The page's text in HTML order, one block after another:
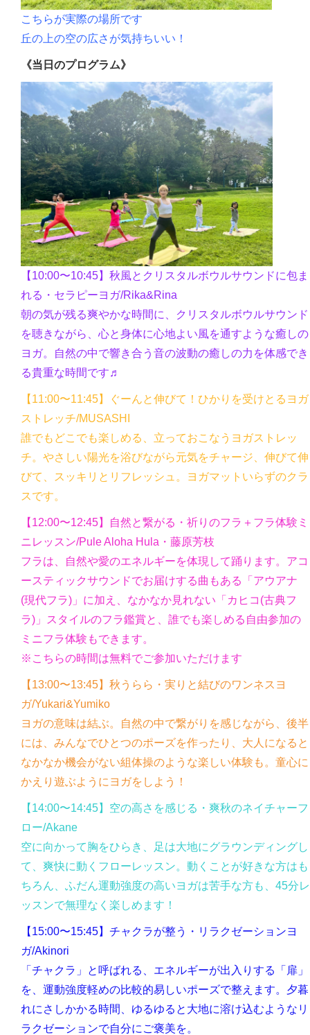
こちらが実際の場所です
丘の上の空の広さが気持ちいい！
《当日のプログラム》
【10:00〜10:45】 秋風とクリスタルボウルサウンドに包ま
れる・セラピーヨガ/Rika&Rina
朝の気が残る爽やかな時間に、クリスタルボウルサウンド
を聴きながら、心と身体に心地よい風を通すような癒しの
ヨガ。自然の中で響き合う音の波動の癒しの力を体感でき
る貴重な時間です♬
【11:00〜11:45】ぐーんと伸びて！ひかりを受けとるヨガ
ストレッチ/MUSASHI
誰でもどこでも楽しめる、立っておこなうヨガストレッ
チ。やさしい陽光を浴びながら元気をチャージ、伸びて伸
びて、スッキリとリフレッシュ。ヨガマットいらずのクラ
スです。
【12:00〜12:45】 自然と繋がる・祈りのフラ ＋フラ体験ミ
ニレッスン/Pule Aloha Hula・藤原芳枝
フラは、自然や愛のエネルギーを体現して踊ります。アコ
ースティックサウンドでお届けする曲もある「アウアナ
(現代フラ)」に加え、なかなか見れない「カヒコ(古典フ
ラ)」スタイルのフラ鑑賞と、誰でも楽しめる自由参加の
ミニフラ体験もできます。
※こちらの時間は無料でご参加いただけます
【13:00〜13:45】 秋うらら・実りと結びのワンネスヨ
ガ/Yukari&Yumiko
ヨガの意味は結ぶ。自然の中で繋がりを感じながら、後半
には、みんなでひとつのポーズを作ったり、大人になると
なかなか機会がない組体操のような楽しい体験も。童心に
かえり遊ぶようにヨガをしよう！
【14:00〜14:45】 空の高さを感じる・爽秋のネイチャーフ
ロー/Akane
空に向かって胸をひらき、足は大地にグラウンディングし
て、爽快に動くフローレッスン。動くことが好きな方はも
ちろん、ふだん運動強度の高いヨガは苦手な方も、45分レ
ッスンで無理なく楽しめます！
【15:00〜15:45】 チャクラが整う・リラクゼーションヨ
ガ/Akinori
「チャクラ」と呼ばれる、エネルギーが出入りする「扉」
を、運動強度軽めの比較的易しいポーズで整えます。夕暮
れにさしかかる時間、ゆるゆると大地に溶け込むようなリ
ラクゼーションで自分にご褒美を。